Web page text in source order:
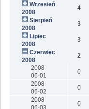
Wrzesień
2008
4
Sierpień
2008
3
Lipiec
2008
3
Czerwiec
2008
2
2008-
06-01
0
2008-
06-02
0
2008-
06-03
0